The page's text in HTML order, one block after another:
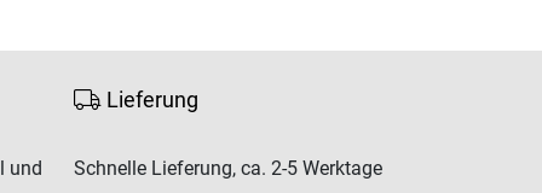
und
Lieferung
Schnelle Lieferung, ca. 2-5 Werktage